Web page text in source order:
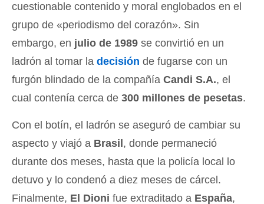
cuestionable contenido y moral englobados en el
grupo de «periodismo del corazón». Sin
embargo, en julio de 1989 se convirtió en un
ladrón al tomar la decisión de fugarse con un
furgón blindado de la compañía Candi S.A., el
cual contenía cerca de 300 millones de pesetas.
Con el botín, el ladrón se aseguró de cambiar su
aspecto y viajó a Brasil , donde permaneció
durante dos meses, hasta que la policía local lo
detuvo y lo condenó a diez meses de cárcel.
Finalmente, El Dioni fue extraditado a España,